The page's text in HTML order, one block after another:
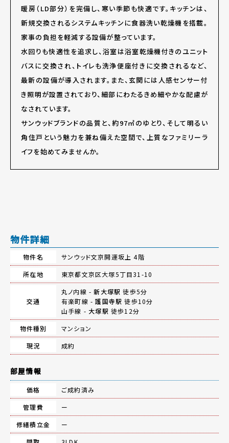
暖房（LD部分）を完備し、寒い季節も快適です。キッチンは、
新規交換されるシステムキッチンに食器洗い乾燥機を搭載。
家事の負担を軽減する設備が整っています。
水回りも快適性を追求し、浴室は浴室乾燥機付きのユニット
バスに交換され、トイレも洗浄便座付きに交換されるなど、
最新の設備が導入されます。また、玄関には人感センサー付
き照明が設置されており、細部にわたるきめ細やかな配慮が
なされています。
サンウッドブランドの品質と、約97㎡のゆとり、そして明るい
角住戸という魅力を兼ね備えた空間で、上質なファミリーラ
イフを始めてみませんか。
物件詳細
物件名
サンウッド文京開運坂上 4階
所在地
東京都文京区大塚5丁目31-10
交通
丸ノ内線 -新大塚駅 徒歩5分
有楽町線 -護国寺駅 徒歩10分
山手線 - 大塚駅 徒歩12分
物件種別
マンション
現況
成約
部屋情報
価格
ご成約済み
管理費
ー
修繕積立金
ー